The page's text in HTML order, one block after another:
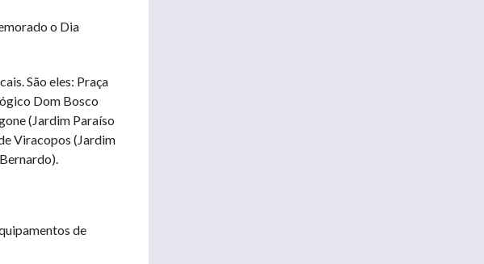
o Dia
São eles: Praça
Dom Bosco
(Jardim Paraíso
Viracopos (Jardim
de